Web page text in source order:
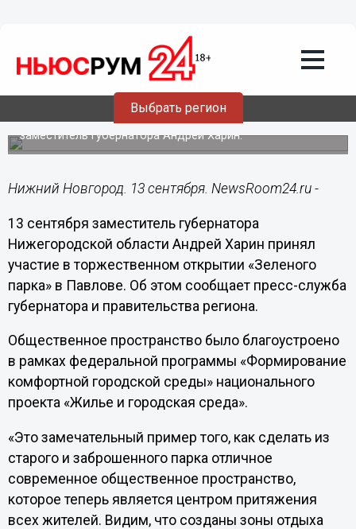
Выбрать регион
13.09.201915:45
«Зеленый парк» открылся после
благоустройства в Павлове
В торжественном мероприятии принял участие
заместитель губернатора Андрей Харин.
Нижний Новгород. 13 сентября. NewsRoom24.ru -
13 сентября заместитель губернатора
Нижегородской области Андрей Харин принял
участие в торжественном открытии «Зеленого
парка» в Павлове. Об этом сообщает пресс-служба
губернатора и правительства региона.
Общественное пространство было благоустроено
в рамках федеральной программы «Формирование
комфортной городской среды» национального
проекта «Жилье и городская среда».
«Это замечательный пример того, как сделать из
старого и заброшенного парка отличное
современное общественное пространство,
которое теперь является центром притяжения
всех жителей. Видим, что созданы зоны отдыха